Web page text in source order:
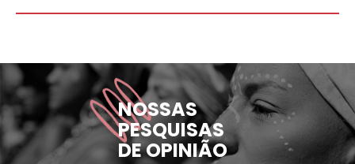
NOSSAS
PESQUISAS
DE OPINIÃO